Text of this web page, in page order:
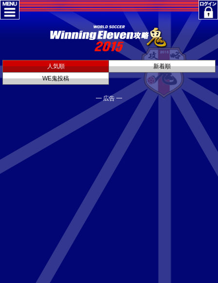
人気順
新着順
WE鬼投稿
━ 広告 ━